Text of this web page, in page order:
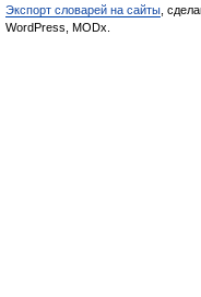
Экспорт словарей на сайты ,
WordPress, MODx.